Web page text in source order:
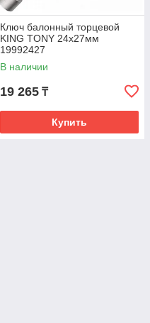
Ключ балонный торцевой
KING TONY 24х27мм
19992427
В наличии
19 265 ₸
Купить